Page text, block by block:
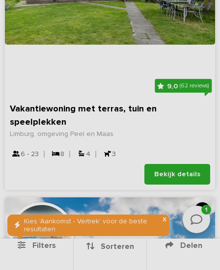
9,0 (62 reviews)
Vakantiewoning met terras, tuin en
speelplekken
Limburg, omgeving Peel en Maas
6 - 23 8 4 3
Bekijk details
X
Kies 'Aankomst - Vertrek' voor de beste
resultaten
1
Filters Sorteren Delen